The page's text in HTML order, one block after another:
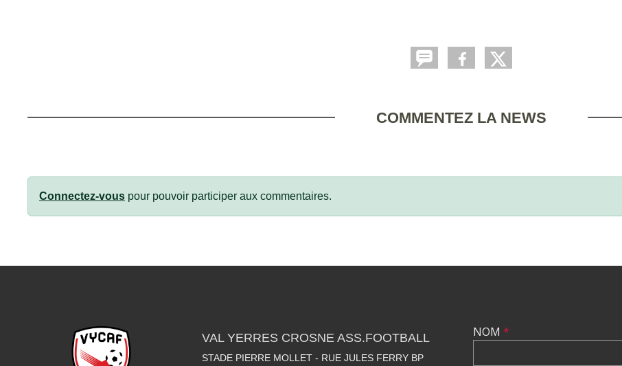
COMMENTEZ LA NEWS
Connectez-vous pour pouvoir participer aux commentaires.
VAL YERRES CROSNE ASS.FOOTBALL
STADE PIERRE MOLLET - RUE JULES FERRY BP
NOM *